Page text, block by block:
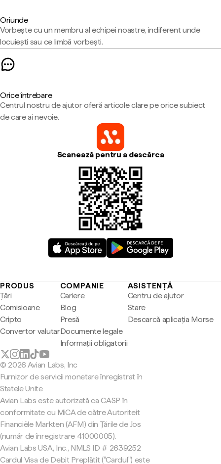
Oriunde
Vorbește cu un membru al echipei noastre, indiferent unde
locuiești sau ce limbă vorbești.
Orice întrebare
Centrul nostru de ajutor oferă articole clare pe orice subiect
de care ai nevoie.
Scanează pentru a descărca
PRODUS
Țări
Comisioane
Cripto
Convertor valutar
COMPANIE
Cariere
Blog
Presă
Documente legale
Informații obligatorii
ASISTENȚĂ
Centru de ajutor
Stare
Descarcă aplicația Morse
© 2026 Avian Labs, Inc
Furnizor de servicii monetare înregistrat în
Statele Unite
Avian Labs este autorizată ca CASP în
conformitate cu MiCA de către Autoriteit
Financiële Markten (AFM) din Țările de Jos
(număr de înregistrare 41000005).
Avian Labs USA, Inc., NMLS ID # 2639252
Cardul Visa de Debit Preplătit ("Cardul") este